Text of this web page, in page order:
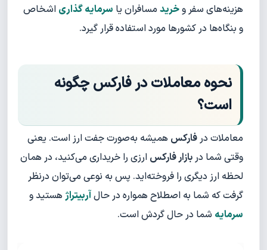
هزینه‌های سفر وخرید مسافران یا سرمایه ‌گذاری اشخاص
و بنگاه‌ها در کشورها مورد استفاده قرار گیرد.
نحوه معاملات در فارکس چگونه
است؟
معاملات درفارکس همیشه به‌صورت جفت ارز است. یعنی
وقتی شما دربازار فارکس ارزی را خریداری می‌کنید، در همان
لحظه ارز دیگری را فروخته‌اید. پس به نوعی می‌توان درنظر
گرفت که شما به اصطلاح همواره در حالآربیتراژ هستید و
سرمایه شما در حال گردش است.